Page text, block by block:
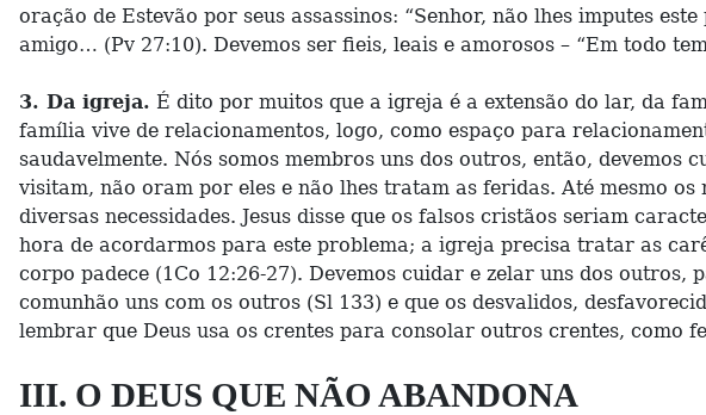
oração de Estevão por seus assassinos: “Senhor, não lhes imputes
amigo… (Pv 27:10). Devemos ser fieis, leais e amorosos – “Em todo
3. Da igreja. É dito por muitos que a igreja é a extensão do lar, da
família vive de relacionamentos, logo, como espaço para
saudavelmente. Nós somos membros uns dos outros, então, devemos
visitam, não oram por eles e não lhes tratam as feridas. Até mesmo
diversas necessidades. Jesus disse que os falsos cristãos seriam
hora de acordarmos para este problema; a igreja precisa tratar as
corpo padece (1Co 12:26-27). Devemos cuidar e zelar uns dos
comunhão uns com os outros (Sl 133) e que os desvalidos,
lembrar que Deus usa os crentes para consolar outros crentes, como
III. O DEUS QUE NÃO ABANDONA